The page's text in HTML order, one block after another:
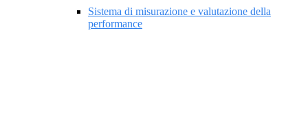
Sistema di misurazione e valutazione della
performance